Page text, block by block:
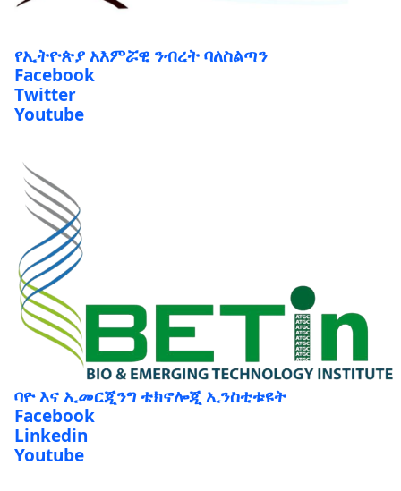
Facebook
Twitter
Youtube
ባዮ እና ኢመርጂንግ ቴክኖሎጂ ኢንስቲቱዩት
Facebook
Linkedin
Youtube